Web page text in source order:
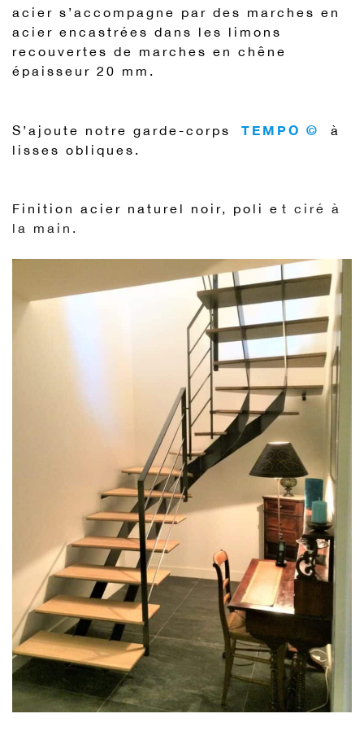
acier s’accompagne par des marches en
acier encastrées dans les limons
recouvertes de marches en chêne
épaisseur 20 mm.
S’ajoute notre garde-corps TEMPO ©
à
lisses obliques.
Finition acier naturel noir, poli e t ciré à
la main.